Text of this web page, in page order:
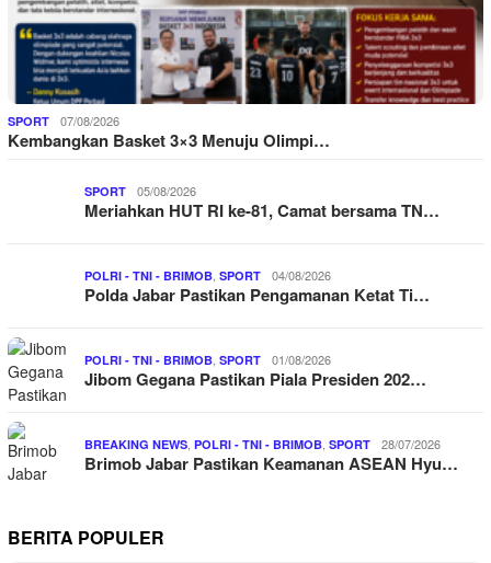
SPORT 07/08/2026
Kembangkan Basket 3×3 Menuju Olimpi…
SPORT 05/08/2026
Meriahkan HUT RI ke-81, Camat bersama TN…
POLRI - TNI - BRIMOB, SPORT 04/08/2026
Polda Jabar Pastikan Pengamanan Ketat Ti…
POLRI - TNI - BRIMOB, SPORT 01/08/2026
Jibom Gegana Pastikan Piala Presiden 202…
BREAKING NEWS, POLRI - TNI - BRIMOB, SPORT 28/07/2026
Brimob Jabar Pastikan Keamanan ASEAN Hyu…
BERITA POPULER